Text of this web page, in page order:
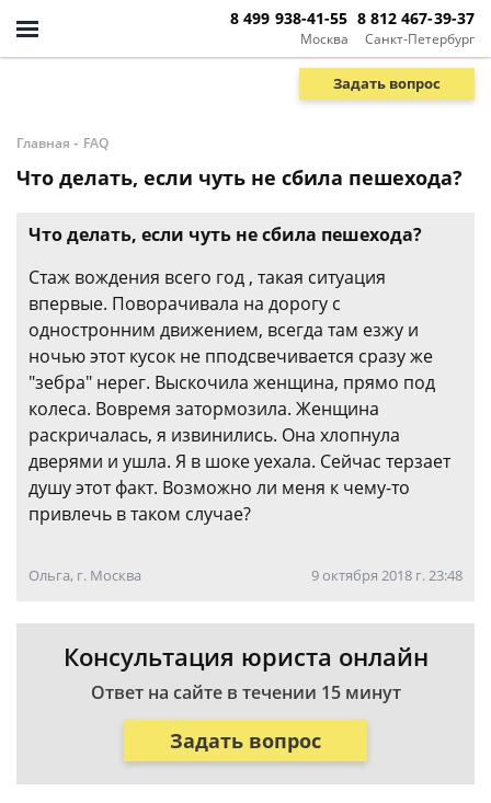
Москва
8 499 938-41-55
Санкт-Петербург
8 812 467-39-37
Задать вопрос
Главная - FAQ
Что делать, если чуть не сбила пешехода?
Что делать, если чуть не сбила пешехода?
Стаж вождения всего год , такая ситуация
впервые. Поворачивала на дорогу с
одностронним движением, всегда там езжу и
ночью этот кусок не пподсвечивается сразу же
"зебра" нерег. Выскочила женщина, прямо под
колеса. Вовремя затормозила. Женщина
раскричалась, я извинились. Она хлопнула
дверями и ушла. Я в шоке уехала. Сейчас терзает
душу этот факт. Возможно ли меня к чему-то
привлечь в таком случае?
Ольга, г. Москва 9 октября 2018 г. 23:48
Консультация юриста онлайн
Ответ на сайте в течении 15 минут
Задать вопрос